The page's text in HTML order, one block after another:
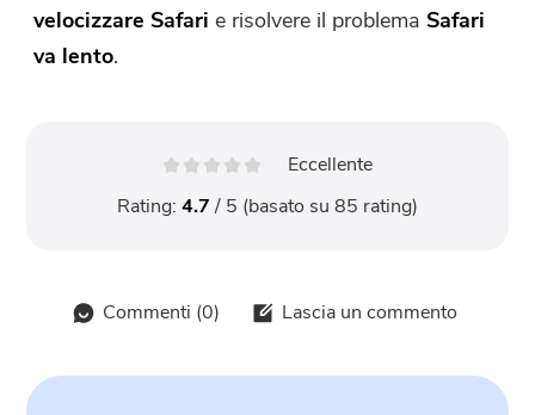
velocizzare Safari e risolvere il problema Safari
va lento.
Eccellente
Rating: 4.7/ 5 (basato su 85 rating)
Commenti (0) Lascia un commento